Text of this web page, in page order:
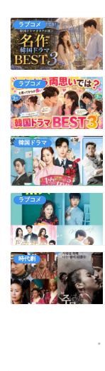
ラブコメ
ラブコメ
韓国ドラマ
ラブコメ
時代劇